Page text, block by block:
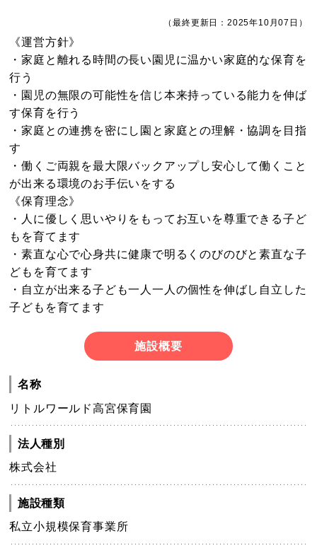
（最終更新日：2025年10月07日）
《運営方針》
・家庭と離れる時間の長い園児に温かい家庭的な保育を
行う
・園児の無限の可能性を信じ本来持っている能力を伸ば
す保育を行う
・家庭との連携を密にし園と家庭との理解・協調を目指
す
・働くご両親を最大限バックアップし安心して働くこと
が出来る環境のお手伝いをする
《保育理念》
・人に優しく思いやりをもってお互いを尊重できる子ど
もを育てます
・素直な心で心身共に健康で明るくのびのびと素直な子
どもを育てます
・自立が出来る子ども一人一人の個性を伸ばし自立した
子どもを育てます
施設概要
名称
リトルワールド高宮保育園
法人種別
株式会社
施設種類
私立小規模保育事業所